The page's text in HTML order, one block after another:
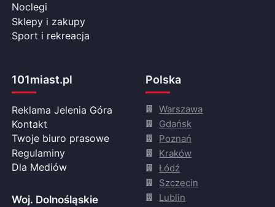
Noclegi
Sklepy i zakupy
Sport i rekreacja
101miast.pl
Reklama Jelenia Góra
Kontakt
Twoje biuro prasowe
Regulaminy
Dla Mediów
Woj. Dolnośląskie
Polska
Warszawa
Gdańsk
Poznań
Kraków
Łódź
Szczecin
Lublin